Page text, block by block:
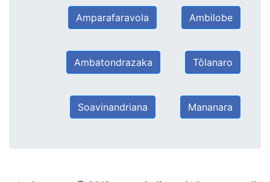
Ambilobe
Amparafaravola
Tôlanaro
Ambatondrazaka
Mananara
Soavinandriana